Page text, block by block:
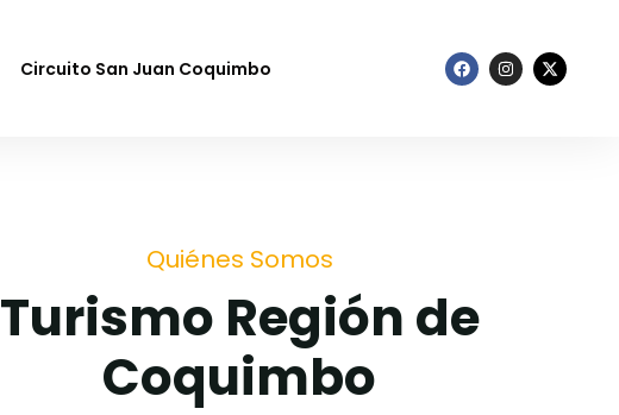
Circuito San Juan Coquimbo
Quiénes Somos
Turismo Región de
Coquimbo